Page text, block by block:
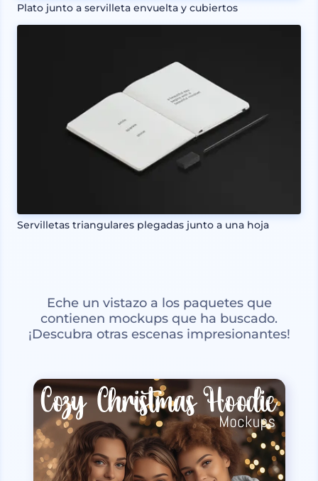
Plato junto a servilleta envuelta y cubiertos
Servilletas triangulares plegadas junto a una hoja
Eche un vistazo a los paquetes que
contienen mockups que ha buscado.
¡Descubra otras escenas impresionantes!